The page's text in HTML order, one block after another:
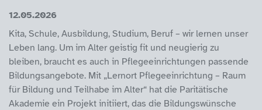
12.05.2026
Kita, Schule, Ausbildung, Studium, Beruf – wir lernen unser
Leben lang. Um im Alter geistig fit und neugierig zu
bleiben, braucht es auch in Pflegeeinrichtungen passende
Bildungsangebote. Mit „Lernort Pflegeeinrichtung – Raum
für Bildung und Teilhabe im Alter“ hat die Paritätische
Akademie ein Projekt initiiert, das die Bildungswünsche